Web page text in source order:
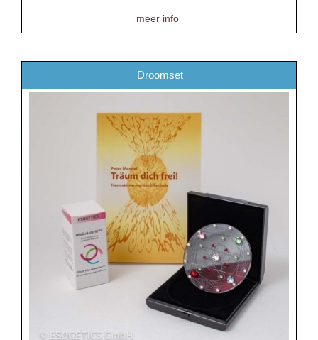
meer info
Droomset